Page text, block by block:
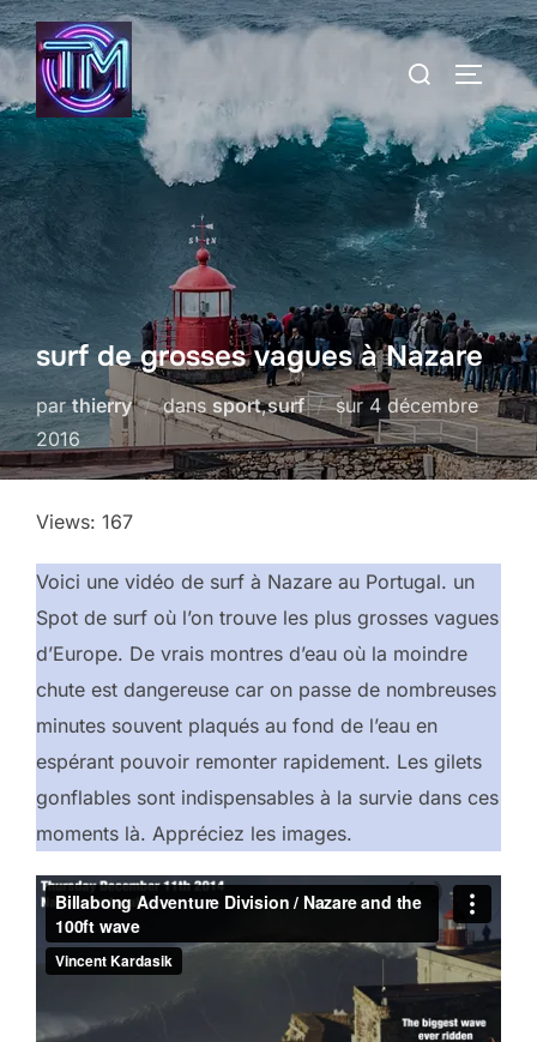
Aller
au
contenu
Rechercher :
surf de grosses vagues à Nazare
parthierry dans sport,surf sur Publié
le
4 décembre
2016
Views: 167
Voici une vidéo de surf à Nazare au Portugal. un
Spot de surf où l’on trouve les plus grosses vagues
d’Europe. De vrais montres d’eau où la moindre
chute est dangereuse car on passe de nombreuses
minutes souvent plaqués au fond de l’eau en
espérant pouvoir remonter rapidement. Les gilets
gonflables sont indispensables à la survie dans ces
moments là. Appréciez les images.